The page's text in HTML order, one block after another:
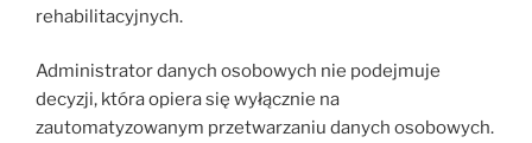
rehabilitacyjnych.
Administrator danych osobowych nie podejmuje
decyzji, która opiera się wyłącznie na
zautomatyzowanym przetwarzaniu danych osobowych.